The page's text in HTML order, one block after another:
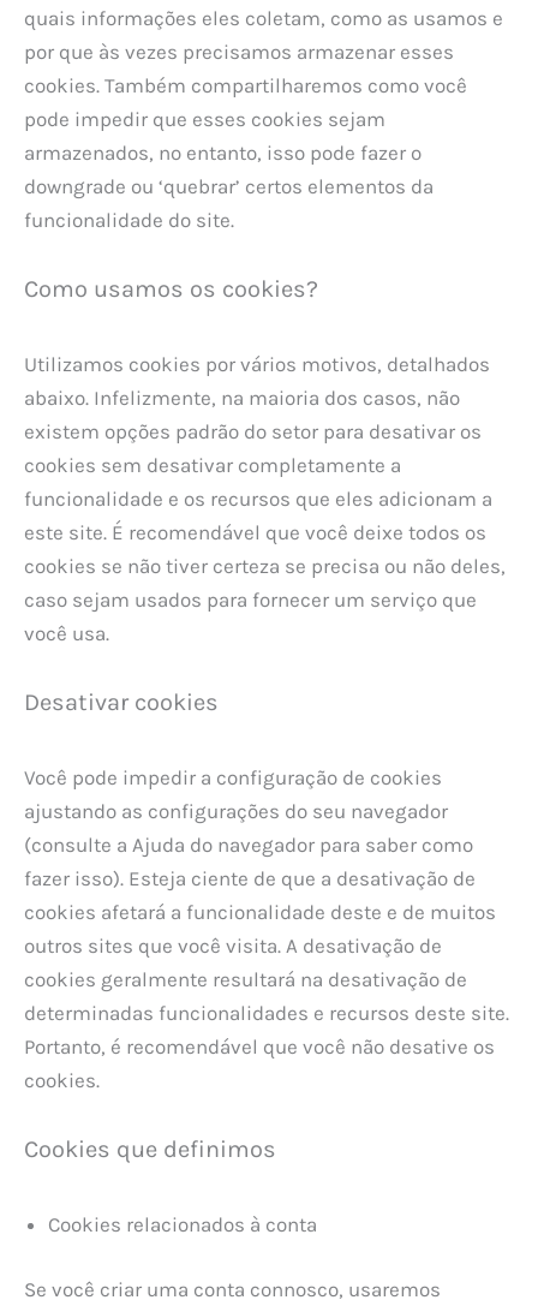
quais informações eles coletam, como as usamos e
por que às vezes precisamos armazenar esses
cookies. Também compartilharemos como você
pode impedir que esses cookies sejam
armazenados, no entanto, isso pode fazer o
downgrade ou ‘quebrar’ certos elementos da
funcionalidade do site.
Como usamos os cookies?
Utilizamos cookies por vários motivos, detalhados
abaixo. Infelizmente, na maioria dos casos, não
existem opções padrão do setor para desativar os
cookies sem desativar completamente a
funcionalidade e os recursos que eles adicionam a
este site. É recomendável que você deixe todos os
cookies se não tiver certeza se precisa ou não deles,
caso sejam usados ​​para fornecer um serviço que
você usa.
Desativar cookies
Você pode impedir a configuração de cookies
ajustando as configurações do seu navegador
(consulte a Ajuda do navegador para saber como
fazer isso). Esteja ciente de que a desativação de
cookies afetará a funcionalidade deste e de muitos
outros sites que você visita. A desativação de
cookies geralmente resultará na desativação de
determinadas funcionalidades e recursos deste site.
Portanto, é recomendável que você não desative os
cookies.
Cookies que definimos
Cookies relacionados à conta
Se você criar uma conta connosco, usaremos